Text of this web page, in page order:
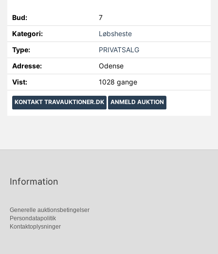
Bud:
7
Kategori:
Løbsheste
Type:
PRIVATSALG
Adresse:
Odense
Vist:
1028 gange
KONTAKT TRAVAUKTIONER.DK ANMELD AUKTION
Information
Generelle auktionsbetingelser
Persondatapolitik
Kontaktoplysninger